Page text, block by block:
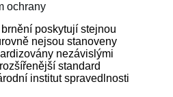
ochrany
poskytují stejnou
nejsou stanoveny
nezávislými
standard
institut spravedlnosti